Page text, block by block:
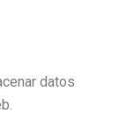
datos